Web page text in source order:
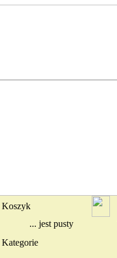
Koszyk
... jest pusty
Kategorie